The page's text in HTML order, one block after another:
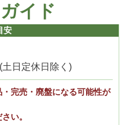
イド
安
日定休日除く)
完売・廃盤になる可能性が
い。